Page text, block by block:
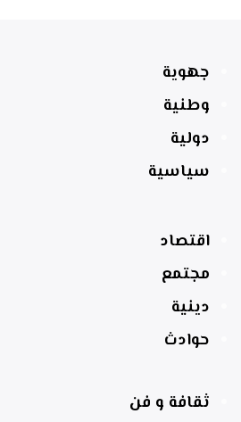
جهوية
وطنية
دولية
سياسية
اقتصاد
مجتمع
دينية
حوادث
ثقافة و فن